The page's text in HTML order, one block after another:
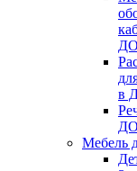
в
Мебель